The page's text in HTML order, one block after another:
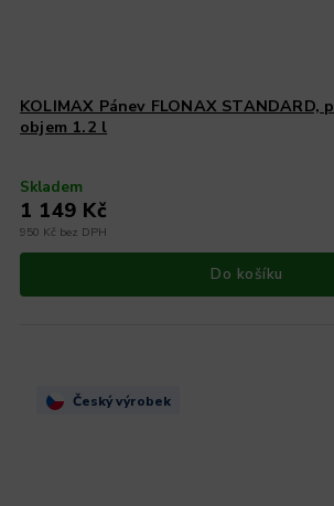
KOLIMAX Pánev FLONAX STANDARD,
objem 1.2 l
Skladem
950 Kč bez DPH
1 149 Kč
Do košíku
Český výrobek